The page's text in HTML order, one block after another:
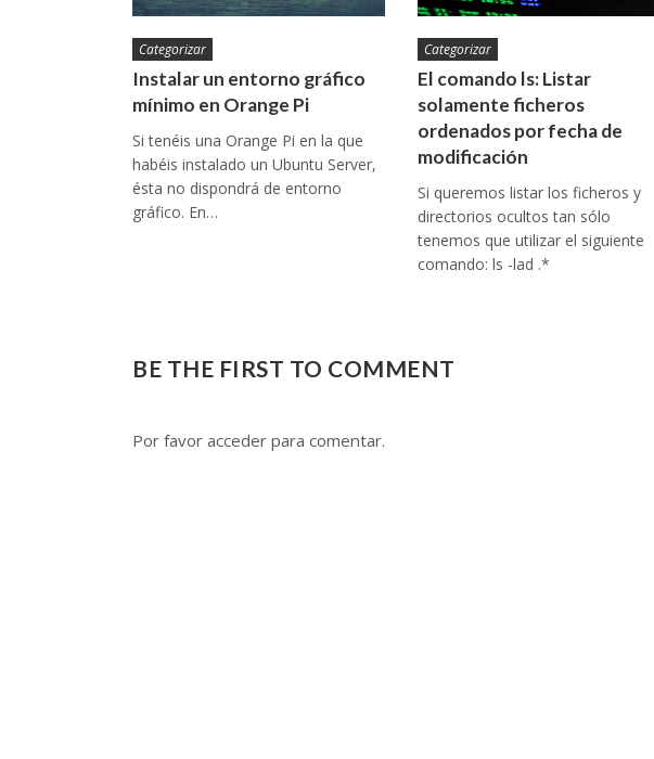
Categorizar
Instalar un entorno gráfico
mínimo en Orange Pi
Si tenéis una Orange Pi en la que
habéis instalado un Ubuntu Server,
ésta no dispondrá de entorno
gráfico. En…
Categorizar
El comando ls: Listar
solamente ficheros
ordenados por fecha de
modificación
Si queremos listar los ficheros y
directorios ocultos tan sólo
tenemos que utilizar el siguiente
comando: ls -lad .*
BE THE FIRST TO COMMENT
Por favor acceder para comentar.